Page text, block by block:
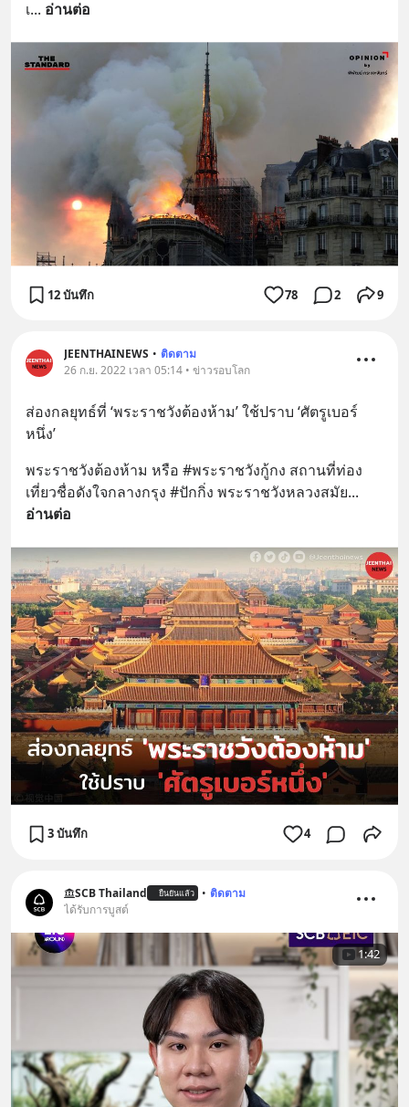
เ... อ่านต่อ
12 บันทึก 78 2 9
JEENTHAINEWS • ติดตาม
26 ก.ย. 2022 เวลา 05:14 • ข่าวรอบโลก
ส่องกลยุทธ์ที่ ‘พระราชวังต้องห้าม’ ใช้ปราบ ‘ศัตรูเบอร์
หนึ่ง’
พระราชวังต้องห้าม หรือ #พระราชวังกู้กง สถานที่ท่อง
เที่ยวชื่อดังใจกลางกรุง #ปักกิ่ง พระราชวังหลวงสมัย
อ่านต่อ
3 บันทึก 4
SCB Thailand ยืนยันแล้ว • ติดตาม
ได้รับการบูสต์
1:42